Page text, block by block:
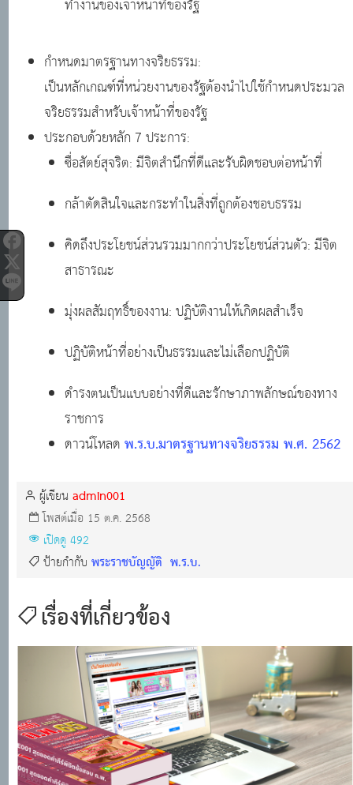
ทำงานของเจ้าหน้าที่ของรัฐ
กำหนดมาตรฐานทางจริยธรรม:
เป็นหลักเกณฑ์ที่หน่วยงานของรัฐต้องนำไปใช้กำหนดประมวล
จริยธรรมสำหรับเจ้าหน้าที่ของรัฐ
ประกอบด้วยหลัก 7 ประการ:
ซื่อสัตย์สุจริต: มีจิตสำนึกที่ดีและรับผิดชอบต่อหน้าที่
กล้าตัดสินใจและกระทำในสิ่งที่ถูกต้องชอบธรรม
คิดถึงประโยชน์ส่วนรวมมากกว่าประโยชน์ส่วนตัว: มีจิต
สาธารณะ
มุ่งผลสัมฤทธิ์ของงาน: ปฏิบัติงานให้เกิดผลสำเร็จ
ปฏิบัติหน้าที่อย่างเป็นธรรมและไม่เลือกปฏิบัติ
ดำรงตนเป็นแบบอย่างที่ดีและรักษาภาพลักษณ์ของทาง
ราชการ
ดาวน์โหลดพ.ร.บ.มาตรฐานทางจริยธรรม พ.ศ. 2562
ผู้เขียนadmin001
โพสต์เมื่อ 15 ต.ค. 2568
เปิดดู 492
ป้ายกำกับพระราชบัญญัติ พ.ร.บ.
เรื่องที่เกี่ยวข้อง